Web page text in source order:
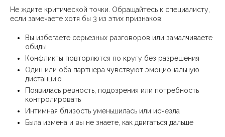
Не ждите критической точки. Обращайтесь к специалисту,
если замечаете хотя бы 3 из этих признаков:
Вы избегаете серьезных разговоров или замалчиваете
обиды
Конфликты повторяются по кругу без разрешения
Один или оба партнера чувствуют эмоциональную
дистанцию
Появилась ревность, подозрения или потребность
контролировать
Интимная близость уменьшилась или исчезла
Была измена и вы не знаете, как двигаться дальше